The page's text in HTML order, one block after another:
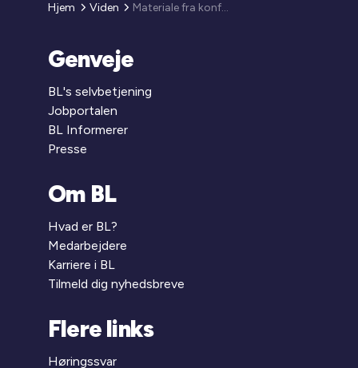
Hjem Viden Materiale fra konferencer og temadage i DriftsNet
Genveje
BL's selvbetjening
Jobportalen
BL Informerer
Presse
Om BL
Hvad er BL?
Medarbejdere
Karriere i BL
Tilmeld dig nyhedsbreve
Flere links
Høringssvar